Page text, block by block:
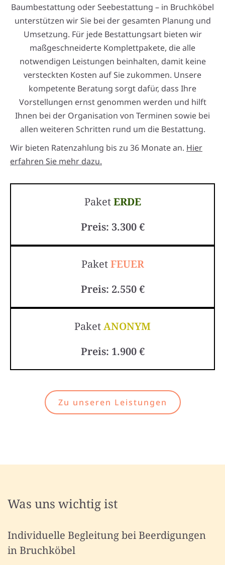
Baumbestattung oder Seebestattung – in Bruchköbel
unterstützen wir Sie bei der gesamten Planung und
Umsetzung. Für jede Bestattungsart bieten wir
maßgeschneiderte Komplettpakete, die alle
notwendigen Leistungen beinhalten, damit keine
versteckten Kosten auf Sie zukommen. Unsere
kompetente Beratung sorgt dafür, dass Ihre
Vorstellungen ernst genommen werden und hilft
Ihnen bei der Organisation von Terminen sowie bei
allen weiteren Schritten rund um die Bestattung.
Wir bieten Ratenzahlung bis zu 36 Monate an. Hier
erfahren Sie mehr dazu.
PaketERDE
Preis: 3.300 €
PaketFEUER
Preis: 2.550 €
PaketANONYM
Preis: 1.900 €
Zu unseren Leistungen
Was uns wichtig ist
Individuelle Begleitung bei Beerdigungen
in Bruchköbel